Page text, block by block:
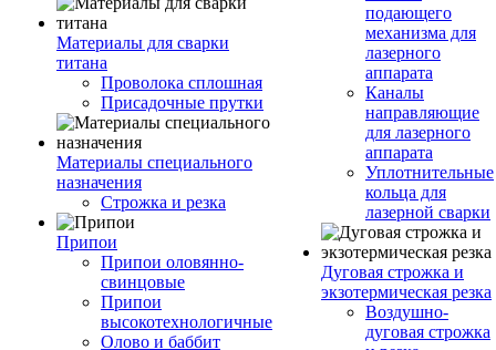
Материалы для сварки
титана
Проволока сплошная
Присадочные прутки
Материалы специального
назначения
Строжка и резка
Припои
Припои оловянно-
свинцовые
Припои
высокотехнологичные
Олово и баббит
подающего
механизма для
лазерного
аппарата
Каналы
направляющие
для лазерного
аппарата
Уплотнительные
кольца для
лазерной сварки
Дуговая строжка и
экзотермическая резка
Воздушно-
дуговая строжка